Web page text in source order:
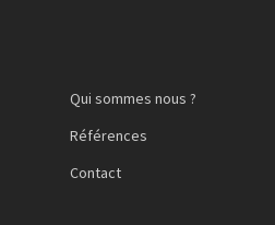
Qui sommes nous ?
Références
Contact